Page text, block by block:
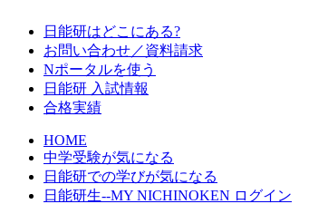
日能研はどこにある?
お問い合わせ／資料請求
Nポータルを使う
日能研 入試情報
合格実績
HOME
中学受験が気になる
日能研での学びが気になる
日能研生--MY NICHINOKEN ログイン